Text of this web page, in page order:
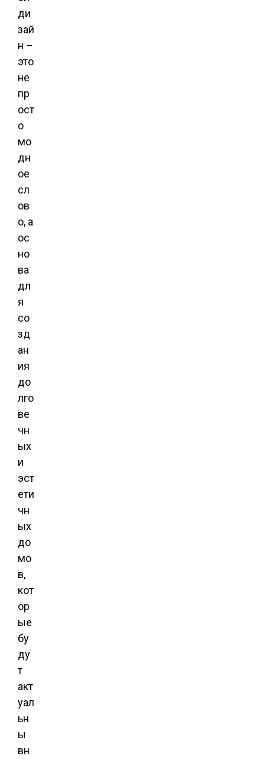
ди
зай
н –
это
не
пр
ост
о
мо
дн
ое
сл
ов
о, а
ос
но
ва
дл
я
со
зд
ан
ия
до
лго
ве
чн
ых
и
эст
ети
чн
ых
до
мо
в,
кот
ор
ые
бу
ду
т
акт
уал
ьн
ы
вн